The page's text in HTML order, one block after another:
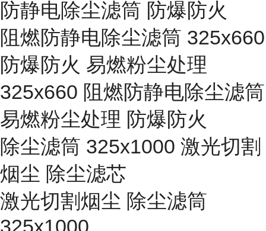
防静电除尘滤筒 防爆防火
阻燃防静电除尘滤筒 325x660
防爆防火 易燃粉尘处理
325x660 阻燃防静电除尘滤筒
易燃粉尘处理 防爆防火
除尘滤筒 325x1000 激光切割
烟尘 除尘滤芯
激光切割烟尘 除尘滤筒
325x1000